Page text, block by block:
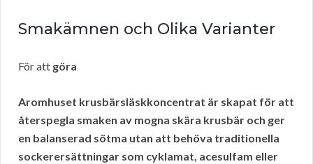
Smakämnen och Olika Varianter
För att göra
Aromhuset krusbärsläskkoncentrat är skapat för att
återspegla smaken av mogna skära krusbär och ger
en balanserad sötma utan att behöva traditionella
sockerersättningar som cyklamat, acesulfam eller